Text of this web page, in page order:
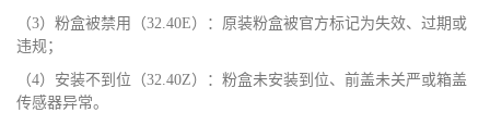
（3）粉盒被禁用（32.40E）：原装粉盒被官方标记为失效、过期或
违规；
（4）安装不到位（32.40Z）：粉盒未安装到位、前盖未关严或箱盖
传感器异常。